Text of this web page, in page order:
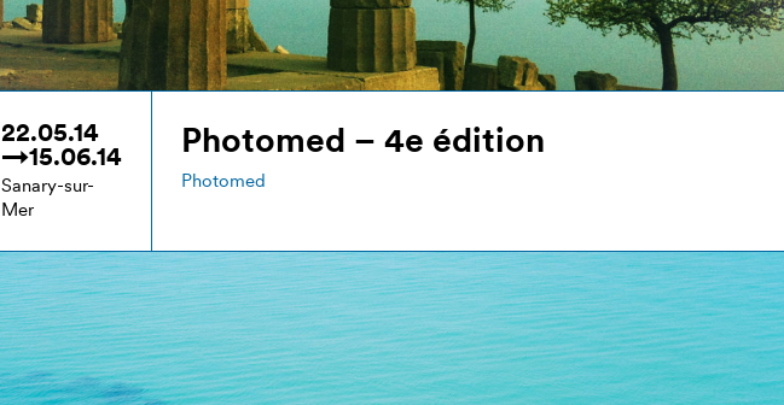
22.05.14
→15.06.14
Sanary-sur-
Mer
Photomed – 4e édition
Photomed